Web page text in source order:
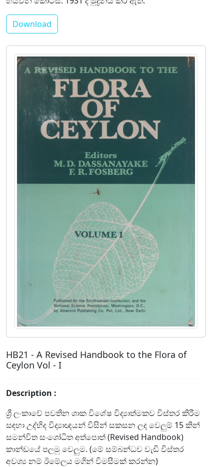
Download
HB21 - A Revised Handbook to the Flora of
Ceylon Vol - I
Description :
ශ්‍රී ලංකාවේ පවතින ශාක විශේෂ විද්‍යාත්මකව විස්තර කිරීම
සඳහා උද්භිද විද්‍යාඥයන් විසින් සකසන ලද වෙලුම් 15 කින්
සමන්විත සංශෝධිත අත්පොත් (Revised Handbook)
කාන්ඩයේ පලමු වෙලුම. (මේ සම්බන්ධව වැඩි විස්තර
අවශ්‍ය නම් ඊමේලය මගින් විමසීමක් කරන්න)